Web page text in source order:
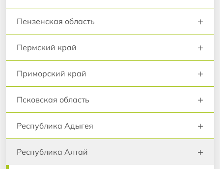
Пензенская область +
Пермский край +
Приморский край +
Псковская область +
Республика Адыгея +
Республика Алтай +